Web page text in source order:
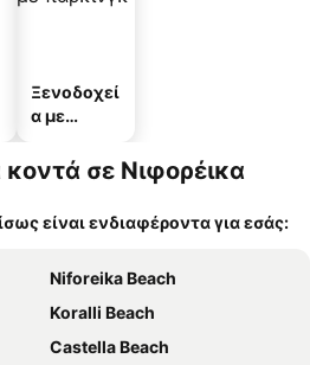
Ξενοδοχεί
α με
σε Νιφορέικα
είναι ενδιαφέροντα για εσάς:
Niforeika Beach
Koralli Beach
Castella Beach